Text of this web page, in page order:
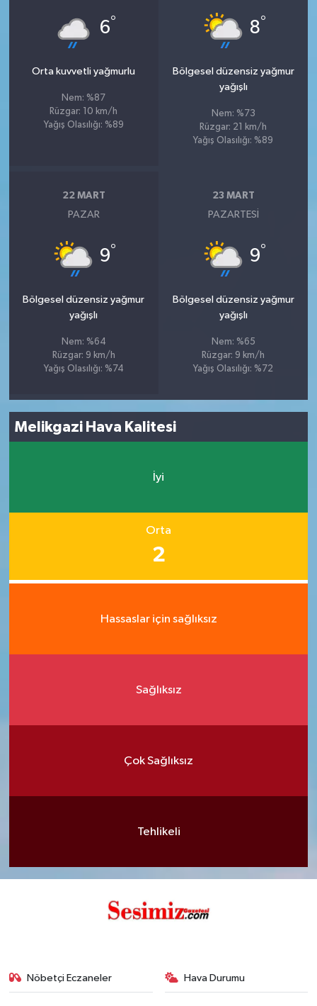
6°
Orta kuvvetli yağmurlu
Nem: %87
Rüzgar: 10 km/h
Yağış Olasılığı: %89
8°
Bölgesel düzensiz yağmur
yağışlı
Nem: %73
Rüzgar: 21 km/h
Yağış Olasılığı: %89
22 MART
PAZAR
9°
Bölgesel düzensiz yağmur
yağışlı
Nem: %64
Rüzgar: 9 km/h
Yağış Olasılığı: %74
23 MART
PAZARTESI
9°
Bölgesel düzensiz yağmur
yağışlı
Nem: %65
Rüzgar: 9 km/h
Yağış Olasılığı: %72
Melikgazi Hava Kalitesi
İyi
Orta
2
Hassaslar için sağlıksız
Sağlıksız
Çok Sağlıksız
Tehlikeli
Nöbetçi Eczaneler Hava Durumu